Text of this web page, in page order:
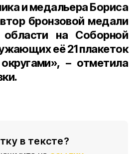
и медальераБориса
бронзовой медали
области на Соборной
её21 плакеток
– отметила
в тексте?